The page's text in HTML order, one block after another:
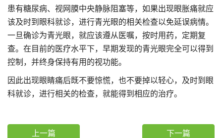
患有糖尿病、视网膜中央静脉阻塞等，如果出现眼胀痛就应
该及时到眼科就诊，进行青光眼的相关检查以免延误病情。
一旦确诊为青光眼，就应该遵从医嘱，按时用药，定期复
查。在目前的医疗水平下，早期发现的青光眼完全可以得到
控制，并终身保持有用的视功能。
因此出现眼睛痛后既不要惊慌，也不要掉以轻心，及时到眼
科就诊，进行相关的检查，就能得到相应的治疗。
上一篇 下一篇